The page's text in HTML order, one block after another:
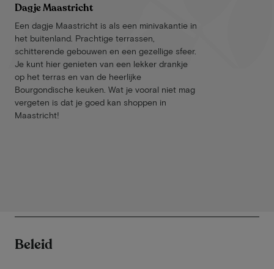
Dagje Maastricht
Een dagje Maastricht is als een minivakantie in
het buitenland. Prachtige terrassen,
schitterende gebouwen en een gezellige sfeer.
Je kunt hier genieten van een lekker drankje
op het terras en van de heerlijke
Bourgondische keuken. Wat je vooral niet mag
vergeten is dat je goed kan shoppen in
Maastricht!
Beleid